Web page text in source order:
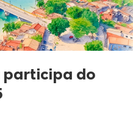
participa do